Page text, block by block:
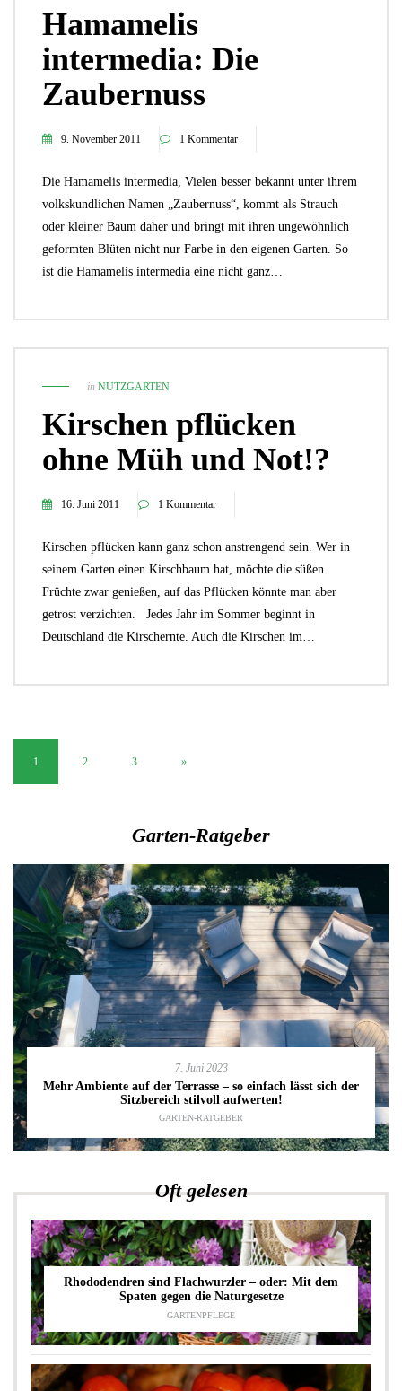
Hamamelis
intermedia: Die
Zaubernuss
9. November 2011 1 Kommentar
Die Hamamelis intermedia, Vielen besser bekannt unter ihrem
volkskundlichen Namen „Zaubernuss“, kommt als Strauch
oder kleiner Baum daher und bringt mit ihren ungewöhnlich
geformten Blüten nicht nur Farbe in den eigenen Garten. So
ist die Hamamelis intermedia eine nicht ganz…
in NUTZGARTEN
Kirschen pflücken
ohne Müh und Not!?
16. Juni 2011 1 Kommentar
Kirschen pflücken kann ganz schon anstrengend sein. Wer in
seinem Garten einen Kirschbaum hat, möchte die süßen
Früchte zwar genießen, auf das Pflücken könnte man aber
getrost verzichten. Jedes Jahr im Sommer beginnt in
Deutschland die Kirschernte. Auch die Kirschen im…
1 2 3 »
Garten-Ratgeber
7. Juni 2023
Mehr Ambiente auf der Terrasse – so einfach lässt sich der
Sitzbereich stilvoll aufwerten!
GARTEN-RATGEBER
Oft gelesen
Rhododendren sind Flachwurzler – oder: Mit dem
Spaten gegen die Naturgesetze
GARTENPFLEGE